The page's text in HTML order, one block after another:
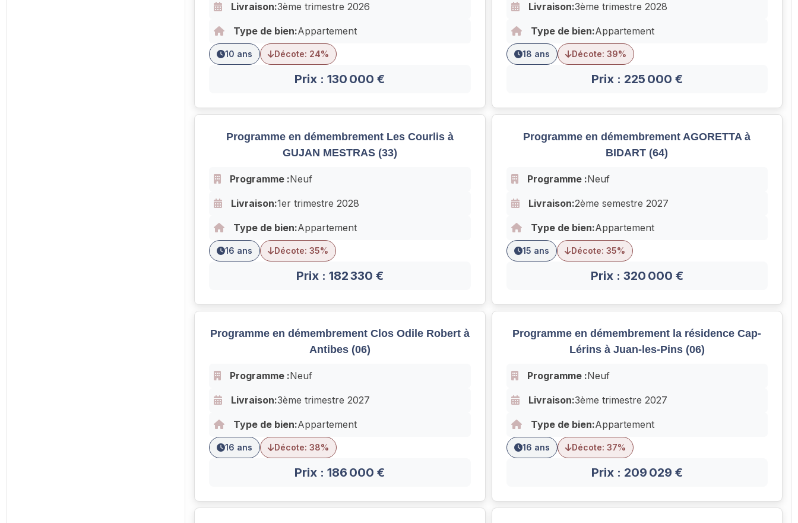
Livraison:3ème trimestre 2026
Type de bien:Appartement
10 ans Décote: 24%
Prix : 130 000 €
Livraison:3ème trimestre 2028
Type de bien:Appartement
18 ans Décote: 39%
Prix : 225 000 €
Programme en démembrement Les Courlis à
GUJAN MESTRAS (33)
Programme :Neuf
Livraison:1er trimestre 2028
Type de bien:Appartement
16 ans Décote: 35%
Prix : 182 330 €
Programme en démembrement AGORETTA à
BIDART (64)
Programme :Neuf
Livraison:2ème semestre 2027
Type de bien:Appartement
15 ans Décote: 35%
Prix : 320 000 €
Programme en démembrement Clos Odile Robert à
Antibes (06)
Programme :Neuf
Livraison:3ème trimestre 2027
Type de bien:Appartement
16 ans Décote: 38%
Prix : 186 000 €
Programme en démembrement la résidence Cap-
Lérins à Juan-les-Pins (06)
Programme :Neuf
Livraison:3ème trimestre 2027
Type de bien:Appartement
16 ans Décote: 37%
Prix : 209 029 €